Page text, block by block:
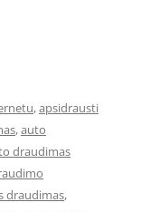
,apsidrausti
,auto
draudimas
draudimas,